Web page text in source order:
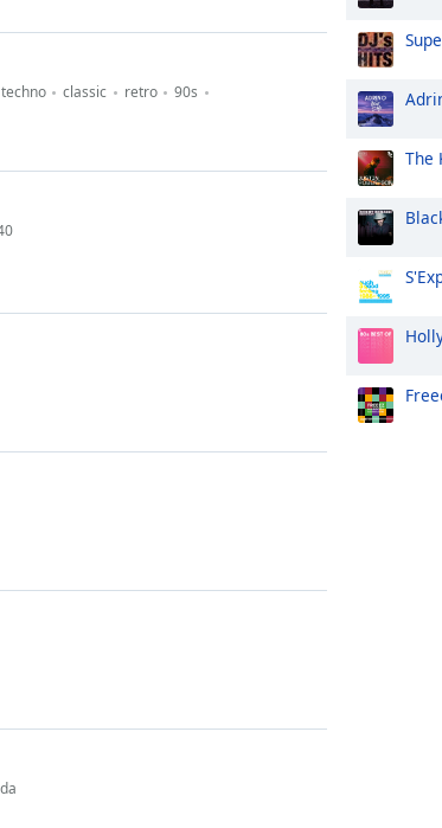
techno classic retro
90s
The